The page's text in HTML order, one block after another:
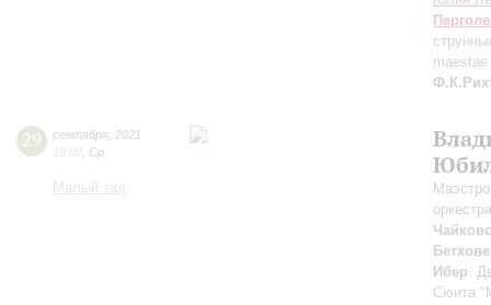
29 сентября 2021
19:00 Ср
Малый зал
Ибер:
Сюита